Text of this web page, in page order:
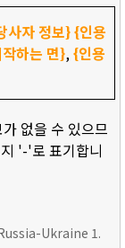
사자 정보}{인용
하는 면},{인용
없을 수 있으므
'-'로 표기합니
Ukraine 1.